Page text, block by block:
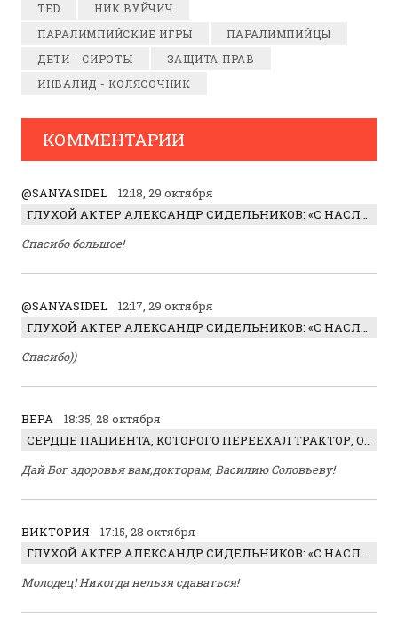
TED
НИК ВУЙЧИЧ
ПАРАЛИМПИЙСКИЕ ИГРЫ
ПАРАЛИМПИЙЦЫ
ДЕТИ - СИРОТЫ
ЗАЩИТА ПРАВ
ИНВАЛИД - КОЛЯСОЧНИК
КОММЕНТАРИИ
@SANYASIDEL
12:18, 29 октября
ГЛУХОЙ АКТЕР АЛЕКСАНДР СИДЕЛЬНИКОВ: «С НАСЛАЖДЕНИЕМ ИГРАЛ ОТРИЦАТЕЛЬНОГО ГЕРОЯ!»
Спасибо большое!
@SANYASIDEL
12:17, 29 октября
ГЛУХОЙ АКТЕР АЛЕКСАНДР СИДЕЛЬНИКОВ: «С НАСЛАЖДЕНИЕМ ИГРАЛ ОТРИЦАТЕЛЬНОГО ГЕРОЯ!»
Спасибо))
ВЕРА
18:35, 28 октября
СЕРДЦЕ ПАЦИЕНТА, КОТОРОГО ПЕРЕЕХАЛ ТРАКТОР, ОБНАРУЖИЛИ… В ЖИВОТЕ
Дай Бог здоровья вам,докторам, Василию Соловьеву!
ВИКТОРИЯ
17:15, 28 октября
ГЛУХОЙ АКТЕР АЛЕКСАНДР СИДЕЛЬНИКОВ: «С НАСЛАЖДЕНИЕМ ИГРАЛ ОТРИЦАТЕЛЬНОГО ГЕРОЯ!»
Молодец! Никогда нельзя сдаваться!